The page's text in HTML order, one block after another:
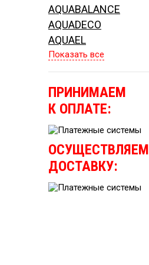
AQUABALANCE
AQUADECO
AQUAEL
Показать все
ПРИНИМАЕМ
К ОПЛАТЕ:
ОСУЩЕСТВЛЯЕМ
ДОСТАВКУ: